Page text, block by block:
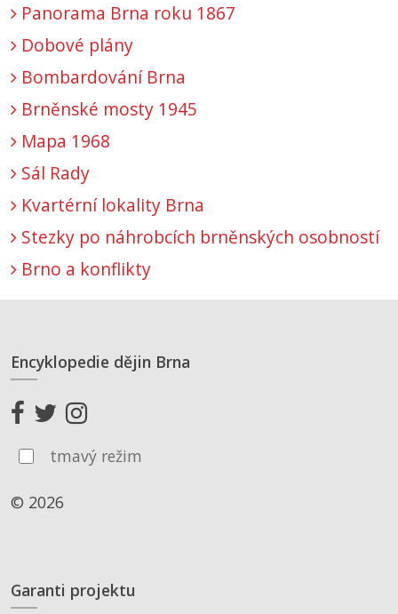
Panorama Brna roku 1867
Dobové plány
Bombardování Brna
Brněnské mosty 1945
Mapa 1968
Sál Rady
Kvartérní lokality Brna
Stezky po náhrobcích brněnských osobností
Brno a konflikty
Encyklopedie dějin Brna
tmavý režim
© 2026
Garanti projektu